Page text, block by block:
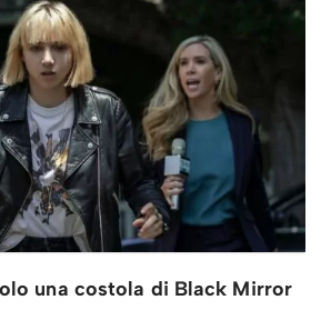
una costola di Black Mirror